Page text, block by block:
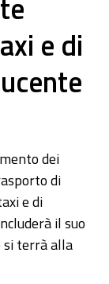
e di
dei
di
e di
il suo
si terrà alla